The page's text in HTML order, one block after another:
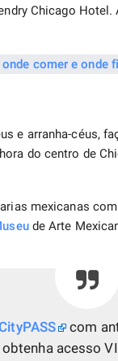
Chicago
e arranha-céus,
do centro de
mexicanas
de Arte
com
acesso